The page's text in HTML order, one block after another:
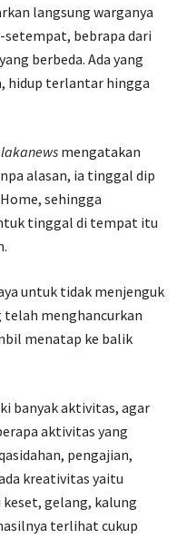
langsung warganya
bebrapa dari
berbeda. Ada yang
hidup terlantar hingga
mengatakan
alasan, ia tinggal dip
sehingga
tinggal di tempat itu
untuk tidak menjenguk
telah menghancurkan
menatap ke balik
banyak aktivitas, agar
aktivitas yang
pengajian,
kreativitas yaitu
gelang, kalung
terlihat cukup